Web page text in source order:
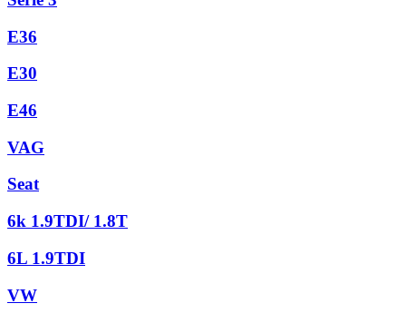
E36
E30
E46
VAG
Seat
6k 1.9TDI/ 1.8T
6L 1.9TDI
VW